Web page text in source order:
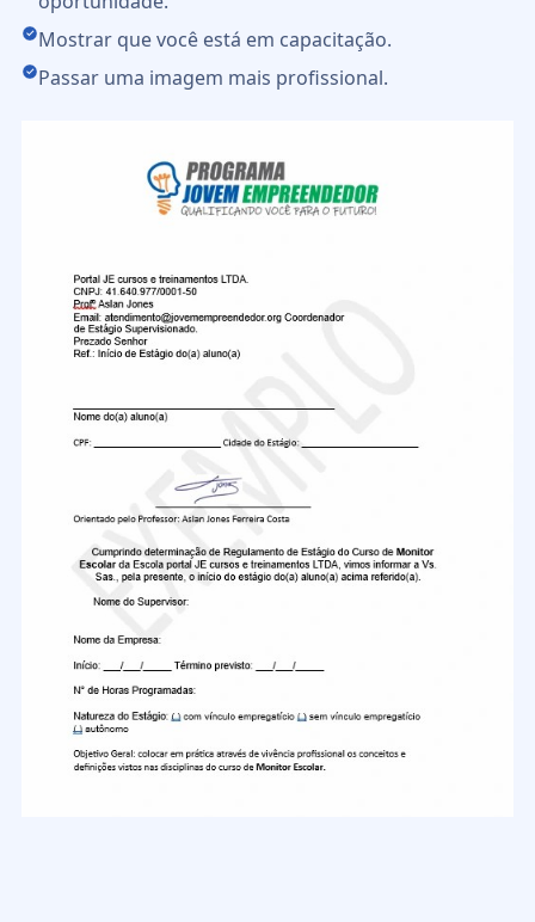
Mostrar que você está em capacitação.
Passar uma imagem mais profissional.